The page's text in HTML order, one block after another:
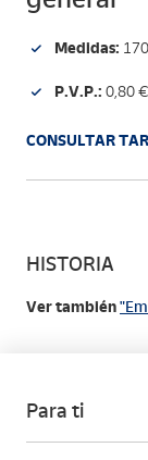
Medidas:
P.V.P.: 0,80
CONSULTAR
HISTORIA
Ver también
Para ti